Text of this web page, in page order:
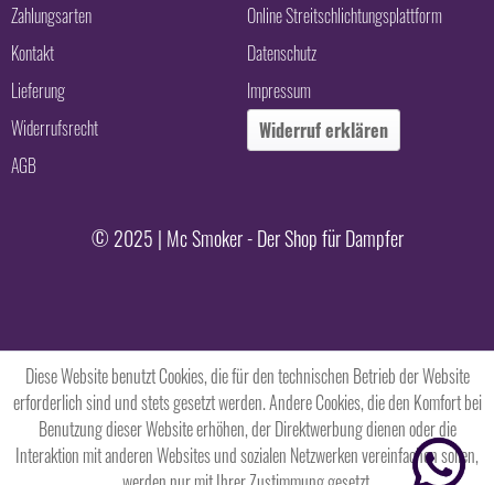
Zahlungsarten
Kontakt
Lieferung
Widerrufsrecht
AGB
Online Streitschlichtungsplattform
Datenschutz
Impressum
Widerruf erklären
© 2025 | Mc Smoker - Der Shop für Dampfer
Diese Website benutzt Cookies, die für den technischen Betrieb der Website
erforderlich sind und stets gesetzt werden. Andere Cookies, die den Komfort bei
Benutzung dieser Website erhöhen, der Direktwerbung dienen oder die
Interaktion mit anderen Websites und sozialen Netzwerken vereinfachen sollen,